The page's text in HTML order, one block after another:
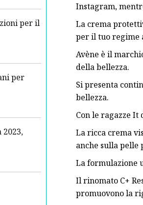
per il
per
Instagram,
La crema
per il tuo regime
Avène è il
della bellezza.
Si presenta
bellezza.
Con le ragazze It
La ricca crema
anche sulla
La formulazione
Il rinomato C+
promuovono la